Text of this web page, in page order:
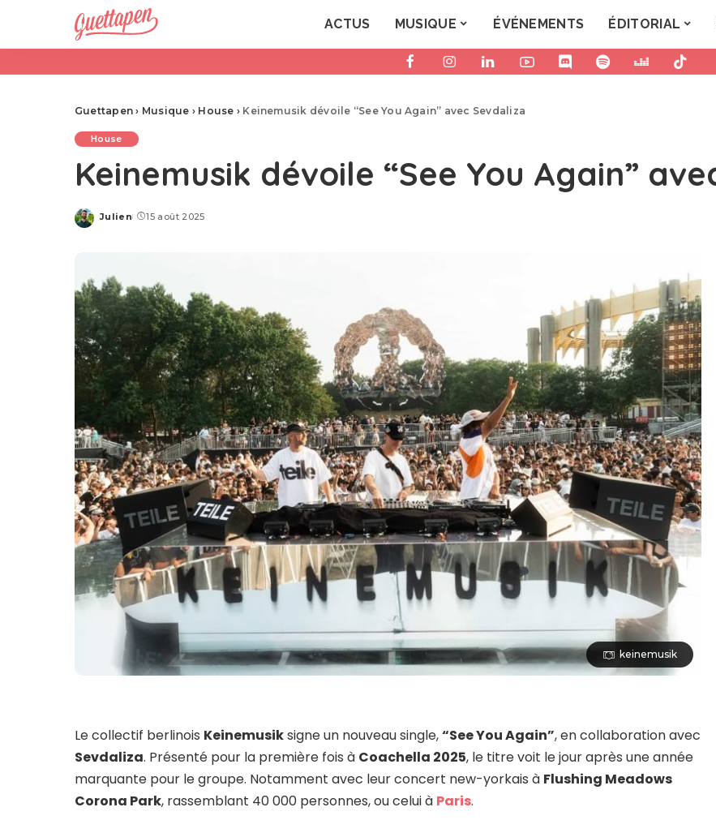
ACTUS MUSIQUE ÉVÉNEMENTS ÉDITORIAL
Guettapen › Musique › House › Keinemusik dévoile “See You Again” avec Sevdaliza
House
Keinemusik dévoile “See You Again”
Posted
Julien 15 août 2025
keinemusik
Le collectif berlinois Keinemusiksigne un nouveau single,“See You Again”, en collaboration avec
Sevdaliza. Présenté pour la première fois à Coachella 2025, le titre voit le jour après une année
marquante pour le groupe. Notamment avec leur concert new-yorkais à Flushing Meadows
Corona Park, rassemblant 40 000 personnes, ou celui à Paris.